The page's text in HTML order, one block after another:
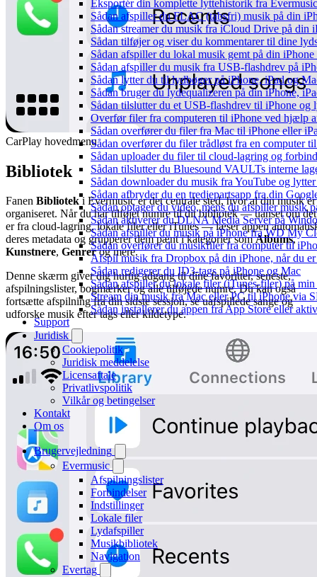
Eksportér din komplette lyttehistorik fra
Sådan afspiller du FLAC (tabsfri) musik på din
Sådan streamer du musik fra iCloud Drive på din
Sådan tilføjer og viser du kommentarer til dine
Sådan afspiller du lokal musik gemt på din
Sådan afspiller du musik fra USB-flashdrev på
Sådan lytter du til lydbøger på iPhone, iPad og
Sådan bruger du lydequalizeren på din iPhone,
Sådan tilslutter du et USB-flashdrev til iPhone
Overfør filer fra computeren til iPhone ved hjælp
Sådan overfører du filer fra Mac til iPhone eller
Sådan overfører du filer trådløst fra en computer
Sådan uploader du filer til cloud-lagring og
Sådan tilslutter du Bluesound VAULTs interne
Sådan downloader du musik fra YouTube og
Sådan afbryder du en tredjepartsapp fra din
Sådan optager du video, mens du afspiller musik
Sådan aktiverer du DLNA Media Server på
Sådan afspiller du musik på iPhone fra WD My
Sådan overfører du musikfiler fra computer til
Afspil musik fra Dropbox på din iPhone, når du
Sådan redigerer du ID3-tags på iPhone og Mac
Sådan afspiller du lokale filer (iTunes-filer) på min
Stream din musik fra Mac eller PC til iPhone via
Sådan installerer du appen fra App Store eller
Support
Juridisk
Cookiepolitik
Juridisk meddelelse
Licensaftale
Privatlivspolitik
Vilkår og betingelser
Kontakt
Om os
Brugervejledning
Evermusic
Afspilningslister
Forbindelser
Indstillinger
Lokale filer
Lydafspiller
Musikbibliotek
Navigation
Evertag
CarPlay hovedmenu
Bibliotek
Fanen Biblioteki Evermusic er det centrale sted, hvor al din musik er
organiseret. Når du har tilføjet numre til dit bibliotek — uanset om det
er fra cloud-lagring, lokale filer eller iTunes — læser appen
deres metadata og grupperer dem pænt i kategorier somAlbums,
Kunstnere, Genrerog mere.
Denne skærm giver dig hurtig adgang til dine favoritter, seneste,
afspilningslister, bogmærker og alle tilføjede numre. Du kan også
fortsætte afspilning fra din sidste session, se uafspillede sange og
udforske musik efter tags eller kildetype.